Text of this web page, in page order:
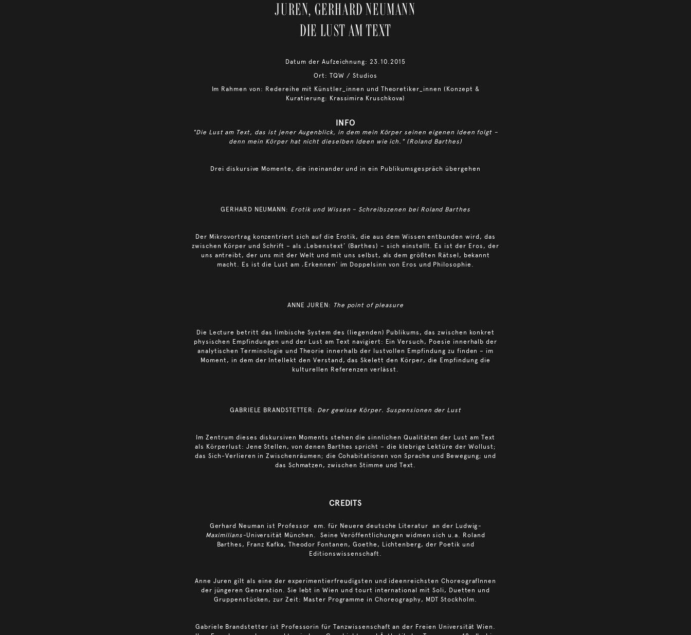
JUREN, GERHARD NEUMANN
DIE LUST AM TEXT
Datum der Aufzeichnung: 23.10.2015
Ort: TQW / Studios
Im Rahmen von: Redereihe mit Künstler_innen und Theoretiker_innen (Konzept &
Kuratierung: Krassimira Kruschkova)
INFO
"Die Lust am Text, das ist jener Augenblick, in dem mein Körper seinen eigenen Ideen folgt –
denn mein Körper hat nicht dieselben Ideen wie ich." (Roland Barthes)
Drei diskursive Momente, die ineinander und in ein Publikumsgespräch übergehen
GERHARD NEUMANN: Erotik und Wissen – Schreibszenen bei Roland Barthes
Der Mikrovortrag konzentriert sich auf die Erotik, die aus dem Wissen entbunden wird, das
zwischen Körper und Schrift – als ‚Lebenstext’ (Barthes) – sich einstellt. Es ist der Eros, der
uns antreibt, der uns mit der Welt und mit uns selbst, als dem größten Rätsel, bekannt
macht. Es ist die Lust am ‚Erkennen’ im Doppelsinn von Eros und Philosophie.
ANNE JUREN: The point of pleasure
Die Lecture betritt das limbische System des (liegenden) Publikums, das zwischen konkret
physischen Empfindungen und der Lust am Text navigiert: Ein Versuch, Poesie innerhalb der
analytischen Terminologie und Theorie innerhalb der lustvollen Empfindung zu finden – im
Moment, in dem der Intellekt den Verstand, das Skelett den Körper, die Empfindung die
kulturellen Referenzen verlässt.
GABRIELE BRANDSTETTER: Der gewisse Körper. Suspensionen der Lust
Im Zentrum dieses diskursiven Moments stehen die sinnlichen Qualitäten der Lust am Text
als Körperlust: Jene Stellen, von denen Barthes spricht – die klebrige Lektüre der Wollust;
das Sich-Verlieren in Zwischenräumen; die Cohabitationen von Sprache und Bewegung; und
das Schmatzen, zwischen Stimme und Text.
CREDITS
Gerhard Neuman ist Professor em. für Neuere deutsche Literatur an der Ludwig-
Maximilians-Universität München. Seine Veröffentlichungen widmen sich u.a. Roland
Barthes, Franz Kafka, Theodor Fontanen, Goethe, Lichtenberg, der Poetik und
Editionswissenschaft.
Anne Juren gilt als eine der experimentierfreudigsten und ideenreichsten ChoreografInnen
der jüngeren Generation. Sie lebt in Wien und tourt international mit Soli, Duetten und
Gruppenstücken, zur Zeit: Master Programme in Choreography, MDT Stockholm.
Gabriele Brandstetter ist Professorin für Tanzwissenschaft an der Freien Universität Wien.